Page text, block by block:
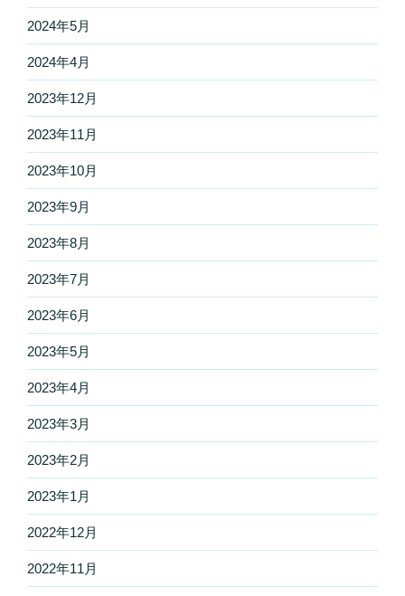
2024年5月
2024年4月
2023年12月
2023年11月
2023年10月
2023年9月
2023年8月
2023年7月
2023年6月
2023年5月
2023年4月
2023年3月
2023年2月
2023年1月
2022年12月
2022年11月